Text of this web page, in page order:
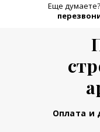
Еще
Оплата и